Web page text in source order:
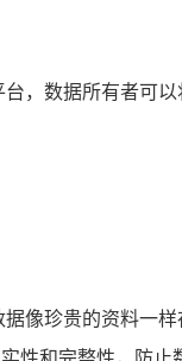
，数据所有者可
像珍贵的资料一